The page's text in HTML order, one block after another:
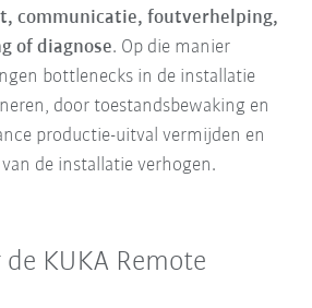
communicatie, foutverhelping,
of diagnose. Op die manier
bottlenecks in de installatie
door toestandsbewaking en
productie-uitval vermijden en
de installatie verhogen.
KUKA Remote